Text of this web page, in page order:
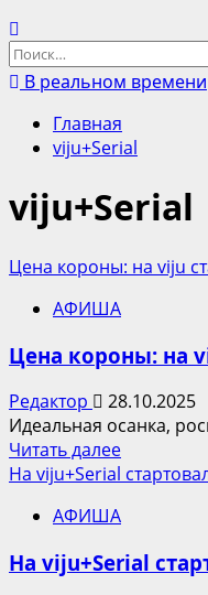
Найти:
В реальном времени
Главная
viju+Serial
viju+Serial
Цена короны: на viju
АФИША
Цена короны: на
Редактор
28.10.2025
Идеальная осанка,
Читать далееПрочитать
больше
Цена
на
На viju+Serial
АФИША
На viju+Serial